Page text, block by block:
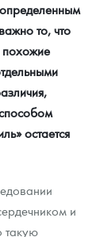
то, что
похожие
остается
и
такую